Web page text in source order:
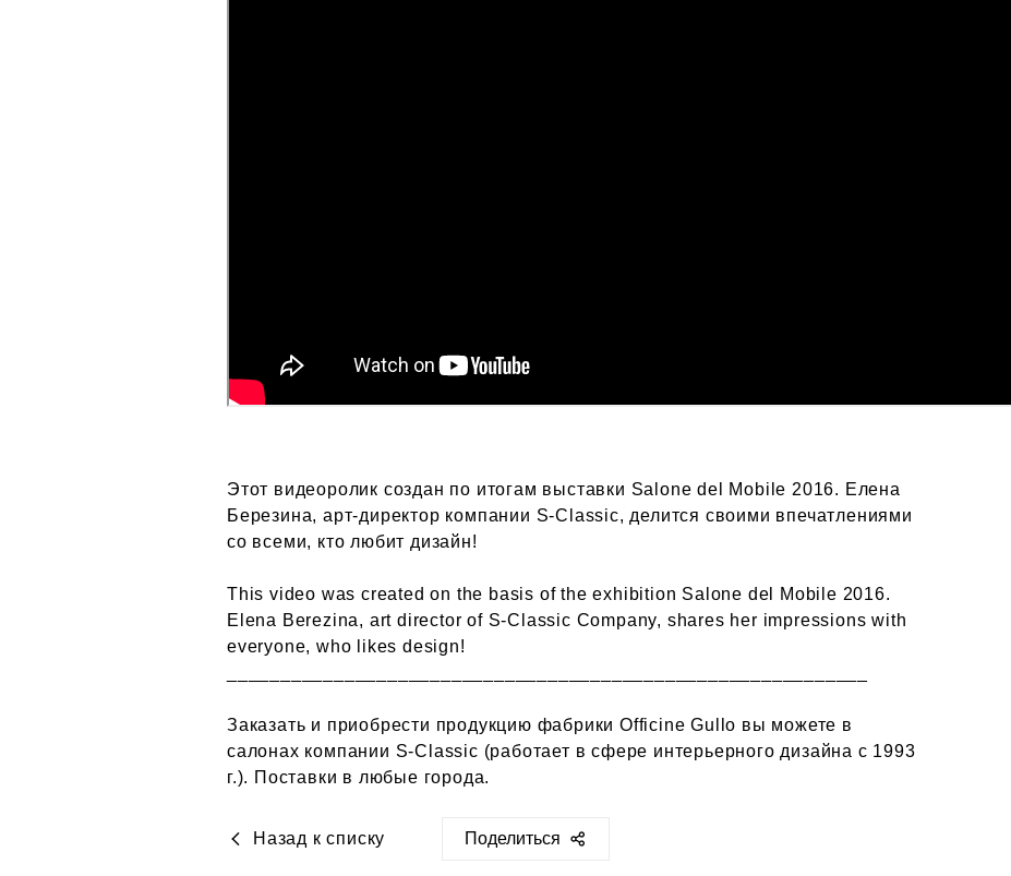
Этот видеоролик создан по итогам выставки Salone del Mobile 2016. Елена
Березина, арт-директор компании S-Classic, делится своими впечатлениями
со всеми, кто любит дизайн!
This video was created on the basis of the exhibition Salone del Mobile 2016.
Elena Berezina, art director of S-Classic Company, shares her impressions with
everyone, who likes design!
Заказать и приобрести продукцию фабрики Officine Gullo вы можете в
салонах компании S-Classic (работает в сфере интерьерного дизайна с 1993
г.). Поставки в любые города.
Назад к списку
https://sclassic.ru/blog/video/4859/
Поделиться